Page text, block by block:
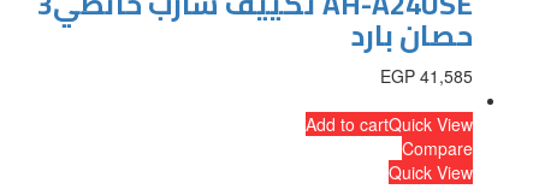
حصان بارد
EGP 41,585
Add to cartQuick View
Compare
Quick View